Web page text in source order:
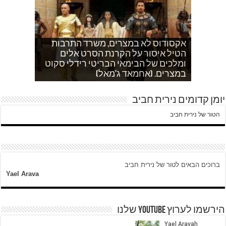
אקסודוס לא במצרים, משרד התרבות
הטיל איסור על הקרנת הסרט אלים
ומלכים של הבימאי הבריטי רידלי סקוט
במצרים. (אחמאד ג'מאל)
אחמד כותב על השאלה שעולה במצרים
לגבי הסכמי קמפ דויד
איך הפכתי לטרוריסט. עדות שסיפר לי
ח'אדר בבית לחם.
עוד בוקר בדרך לגן…סובחייה כותבת ד"ש
מהחיים בין המחסומים במזרח ירושלים
לאדם אני משתדלת לא לספר כלום
וכשיש ירי
אחהצ שקט באום לייסון, בשעות בין
ערביים צור באהר נשקפת פסטורלית
היום לא היו כאן עימותים.
יומן קדומים נירית חביב
הטור של נירית חביב
ברוכים הבאים לטור של נירית חביב
Yael Arava
הירשמו לערוץ YOUTUBE שלנו